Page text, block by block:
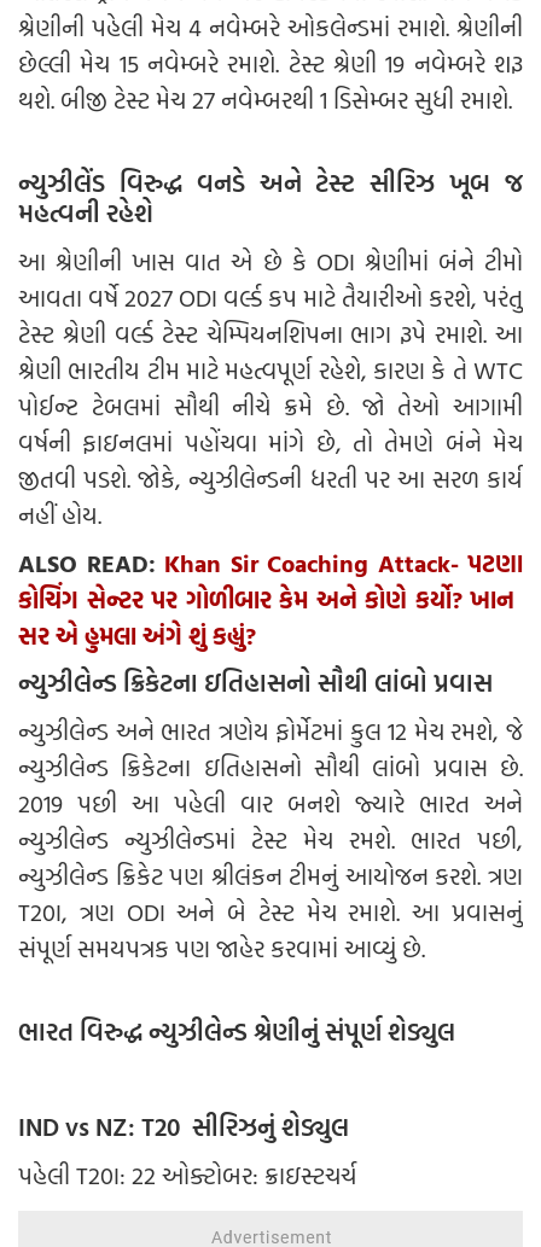
શ્રેણીની પહેલી મેચ 4 નવેમ્બરે ઓકલેન્ડમાં રમાશે. શ્રેણીની
છેલ્લી મેચ 15 નવેમ્બરે રમાશે. ટેસ્ટ શ્રેણી 19 નવેમ્બરે શરૂ
થશે. બીજી ટેસ્ટ મેચ 27 નવેમ્બરથી 1 ડિસેમ્બર સુધી રમાશે.
ન્યુઝીલેંડ વિરુદ્ધ વનડે અને ટેસ્ટ સીરિઝ ખૂબ જ
મહત્વની રહેશે
આ શ્રેણીની ખાસ વાત એ છે કે ODI શ્રેણીમાં બંને ટીમો
આવતા વર્ષે 2027 ODI વર્લ્ડ કપ માટે તૈયારીઓ કરશે, પરંતુ
ટેસ્ટ શ્રેણી વર્લ્ડ ટેસ્ટ ચેમ્પિયનશિપના ભાગ રૂપે રમાશે. આ
શ્રેણી ભારતીય ટીમ માટે મહત્વપૂર્ણ રહેશે, કારણ કે તે WTC
પોઈન્ટ ટેબલમાં સૌથી નીચે ક્રમે છે. જો તેઓ આગામી
વર્ષની ફાઇનલમાં પહોંચવા માંગે છે, તો તેમણે બંને મેચ
જીતવી પડશે. જોકે, ન્યુઝીલેન્ડની ધરતી પર આ સરળ કાર્ય
નહીં હોય.
ALSO READ: Khan Sir Coaching Attack- પટણા
કોચિંગ સેન્ટર પર ગોળીબાર કેમ અને કોણે કર્યો? ખાન ​​
સર એ હુમલા અંગે શું કહ્યું?
ન્યુઝીલેન્ડ ક્રિકેટના ઇતિહાસનો સૌથી લાંબો પ્રવાસ
ન્યુઝીલેન્ડ અને ભારત ત્રણેય ફોર્મેટમાં કુલ 12 મેચ રમશે, જે
ન્યુઝીલેન્ડ ક્રિકેટના ઇતિહાસનો સૌથી લાંબો પ્રવાસ છે.
2019 પછી આ પહેલી વાર બનશે જ્યારે ભારત અને
ન્યુઝીલેન્ડ ન્યુઝીલેન્ડમાં ટેસ્ટ મેચ રમશે. ભારત પછી,
ન્યુઝીલેન્ડ ક્રિકેટ પણ શ્રીલંકન ટીમનું આયોજન કરશે. ત્રણ
T20I, ત્રણ ODI અને બે ટેસ્ટ મેચ રમાશે. આ પ્રવાસનું
સંપૂર્ણ સમયપત્રક પણ જાહેર કરવામાં આવ્યું છે.
ભારત વિરુદ્ધ ન્યુઝીલેન્ડ શ્રેણીનું સંપૂર્ણ શેડ્યુલ
IND vs NZ: T20 સીરિઝનું શેડ્યુલ
પહેલી T20I: 22 ઓક્ટોબર: ક્રાઇસ્ટચર્ચ